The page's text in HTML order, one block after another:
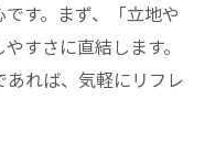
す。まず、「立地や
すさに直結します。
れば、気軽にリフレ